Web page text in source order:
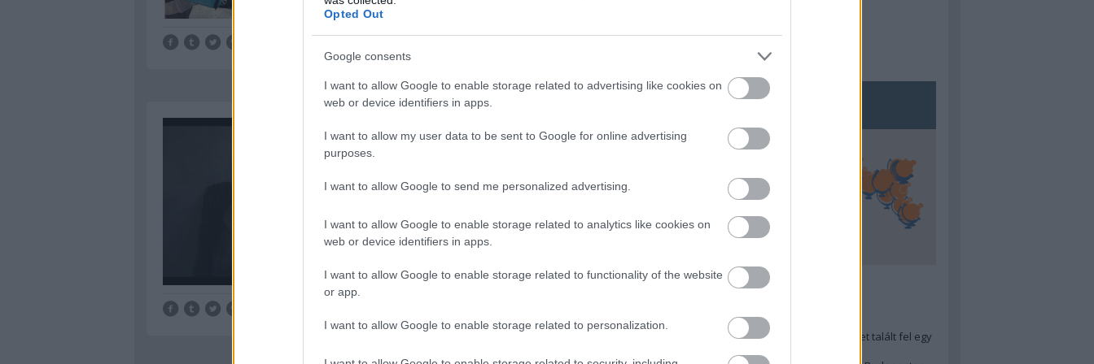
Opted Out
Google consents
I want to allow Google to enable storage related to advertising like cookies on
web or device identifiers in apps.
I want to allow my user data to be sent to Google for online advertising
purposes.
I want to allow Google to send me personalized advertising.
I want to allow Google to enable storage related to analytics like cookies on
web or device identifiers in apps.
I want to allow Google to enable storage related to functionality of the website
or app.
I want to allow Google to enable storage related to personalization.
bárcsak lenne ilyenből
magyar változat is!
99%-ban csak saját élményeken
alapuló, saját tartalmakat teszek ki a
osszam meg.
Annyira menő Budapest-térképet talált fel egy